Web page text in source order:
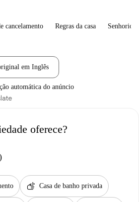
cancelamento Regras da casa Senhorio
em Inglês
automática do anúncio
oferece?
soap Casa de banho privada